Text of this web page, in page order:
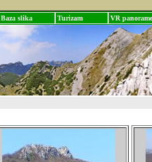
Baza slika Turizam VR panorame